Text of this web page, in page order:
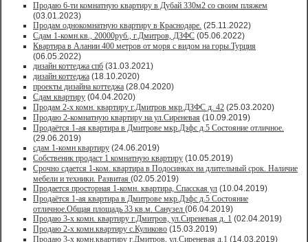
Продаю 6-ти комнатную квартиру в Дубай 330м2 со своим пляжем
(03.01.2023)
Продам однокомнатную квартиру в Краснодаре. (25.11.2022)
Сдам 1-комн.кв., 20000руб., г.Дмитров, ДЗФС (05.06.2022)
Квартира в Алании 400 метров от моря с видом на горы.Турция
(06.05.2022)
дизайн коттеджа спб (31.03.2021)
дизайн коттеджа (18.10.2020)
проекты дизайна коттеджа (28.04.2020)
Сдам квартиру (04.04.2020)
Продам 2-х комн. квартиру г.Дмитров мкр.ДЗФС д. 42 (25.03.2020)
Продаю 2-комнатную квартиру на ул.Сиреневая (10.09.2019)
Продаётся 1-ая квартира в Дмитрове мкр.Дзфс д.5 Состояние отличное.
(29.06.2019)
сдам 1-комн квартиру (24.06.2019)
Собственик продаст 1 комнатную квартиру (10.05.2019)
Срочно сдается 1-ком. квартира в Подосинках на длительный срок. Наличие
мебели и техники. Развитая (02.05.2019)
Продается просторная 1-комн. квартира, Спасская ул (10.04.2019)
Продаётся 1-ая квартира в Дмитрове мкр.Дзфс д.5 Состояние
отличное.Общая площадь 33 кв.м. Санузел (06.04.2019)
Продаю 3-х комн. квартиру г.Дмитров, ул.Сиреневая д. 1 (02.04.2019)
Продаю 2-х комн.квартиру с.Куликово (15.03.2019)
Продаю 3-х комн.квартиру г.Дмитров, ул.Сиреневая д.1 (14.03.2019)